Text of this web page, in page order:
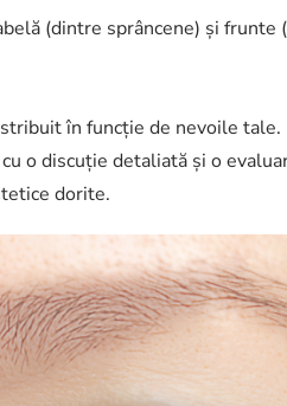
(dintre sprâncene) și
în funcție de nevoile tale.
o discuție detaliată și o
dorite.